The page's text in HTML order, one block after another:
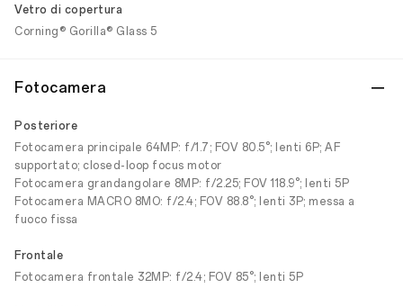
Vetro di copertura
Corning® Gorilla® Glass 5
Fotocamera
Posteriore
Fotocamera principale 64MP: f/1.7; FOV 80.5°; lenti 6P; AF
supportato; closed-loop focus motor
Fotocamera grandangolare 8MP: f/2.25; FOV 118.9°; lenti 5P
Fotocamera MACRO 8MO: f/2.4; FOV 88.8°; lenti 3P; messa a
fuoco fissa
Frontale
Fotocamera frontale 32MP: f/2.4; FOV 85°; lenti 5P